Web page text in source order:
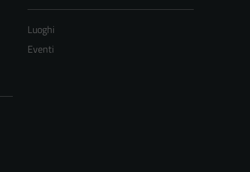
Luoghi
Eventi